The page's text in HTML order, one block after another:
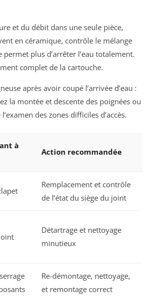
et du débit dans une seule pièce,
en céramique, contrôle le mélange
plus d’arrêter l’eau totalement.
complet de la cartouche.
après avoir coupé l’arrivée d’eau :
la montée et descente des poignées ou
des zones difficiles d’accès.
à
Action recommandée
Remplacement et contrôle
de l’état du siège du joint
Détartrage et nettoyage
minutieux
Re-démontage, nettoyage,
et remontage correct